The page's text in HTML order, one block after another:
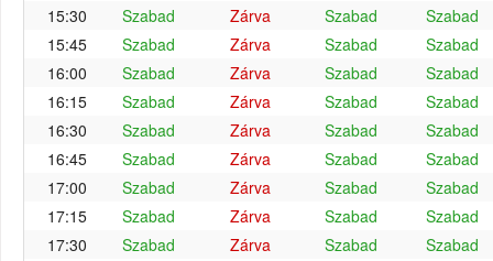
15:30
Szabad Zárva Szabad
Szabad
15:45
Szabad Zárva Szabad
Szabad
16:00
Szabad Zárva Szabad
Szabad
16:15
Szabad Zárva Szabad
Szabad
16:30
Szabad Zárva Szabad
Szabad
16:45
Szabad Zárva Szabad
Szabad
17:00
Szabad Zárva Szabad
Szabad
17:15
Szabad Zárva Szabad
Szabad
17:30
Szabad Zárva Szabad
Szabad